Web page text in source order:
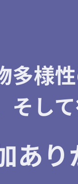
多様
そし
あり